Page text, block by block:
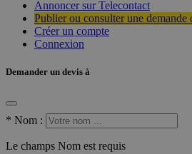
Annoncer sur Telecontact
Publier ou consulter une demande
Créer un compte
Connexion
Demander un devis à
* Nom :
Le champs Nom est requis